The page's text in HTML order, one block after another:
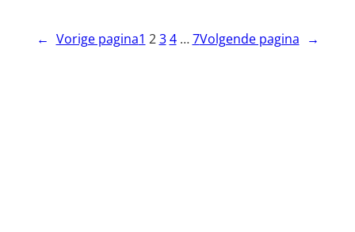
← Vorige pagina1 2 3 4 … 7Volgende pagina →